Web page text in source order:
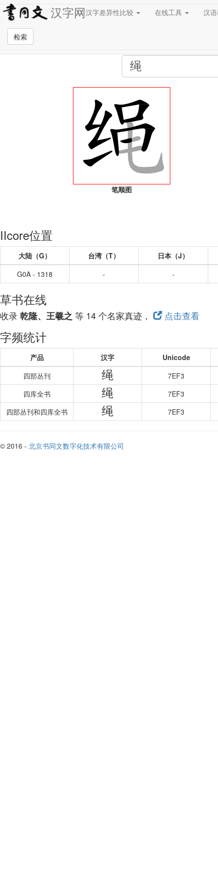
汉字网汉字差异性比较 在线工具 汉
检索
全站检索页面
笔顺图
IIcore位置
大陆（G） 台湾（T）
日本（J）
G0A - 1318
- -
草书在线
收录乾隆、王羲之 等 14 个名家真迹， 点击查看
字频统计
产品 汉字
Unicode
四部丛刊
绳
7EF3
四库全书
绳
7EF3
四部丛刊和四库全书
绳 7EF3
© 2016 - 北京书同文数字化技术有限公司